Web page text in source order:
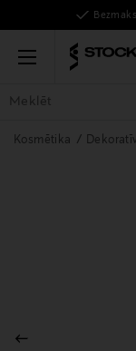
Menu
VISAS PRECES
Kosmētika